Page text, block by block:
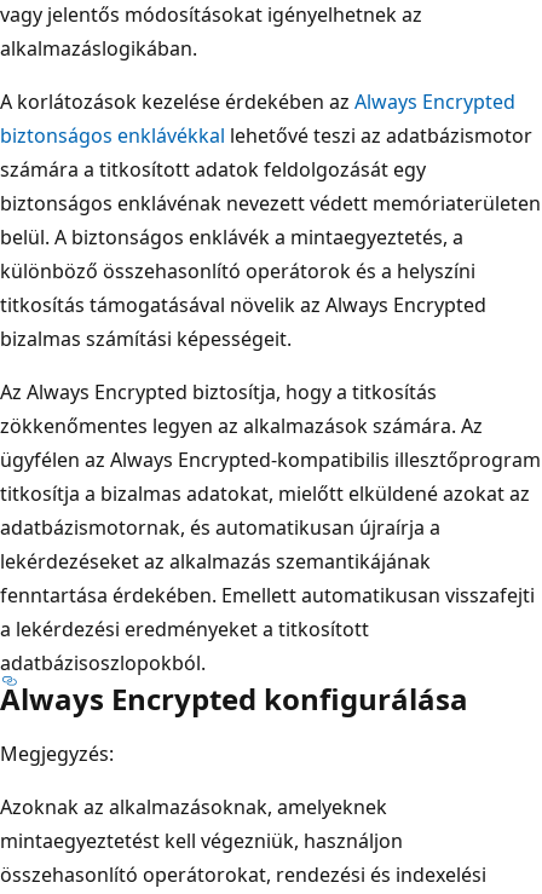
vagy jelentős módosításokat igényelhetnek az
alkalmazáslogikában.
A korlátozások kezelése érdekében az Always Encrypted
biztonságos enklávékkal lehetővé teszi az adatbázismotor
számára a titkosított adatok feldolgozását egy
biztonságos enklávénak nevezett védett memóriaterületen
belül. A biztonságos enklávék a mintaegyeztetés, a
különböző összehasonlító operátorok és a helyszíni
titkosítás támogatásával növelik az Always Encrypted
bizalmas számítási képességeit.
Az Always Encrypted biztosítja, hogy a titkosítás
zökkenőmentes legyen az alkalmazások számára. Az
ügyfélen az Always Encrypted-kompatibilis illesztőprogram
titkosítja a bizalmas adatokat, mielőtt elküldené azokat az
adatbázismotornak, és automatikusan újraírja a
lekérdezéseket az alkalmazás szemantikájának
fenntartása érdekében. Emellett automatikusan visszafejti
a lekérdezési eredményeket a titkosított
adatbázisoszlopokból.
Always Encrypted konfigurálása
Megjegyzés:
Azoknak az alkalmazásoknak, amelyeknek
mintaegyeztetést kell végezniük, használjon
összehasonlító operátorokat, rendezési és indexelési